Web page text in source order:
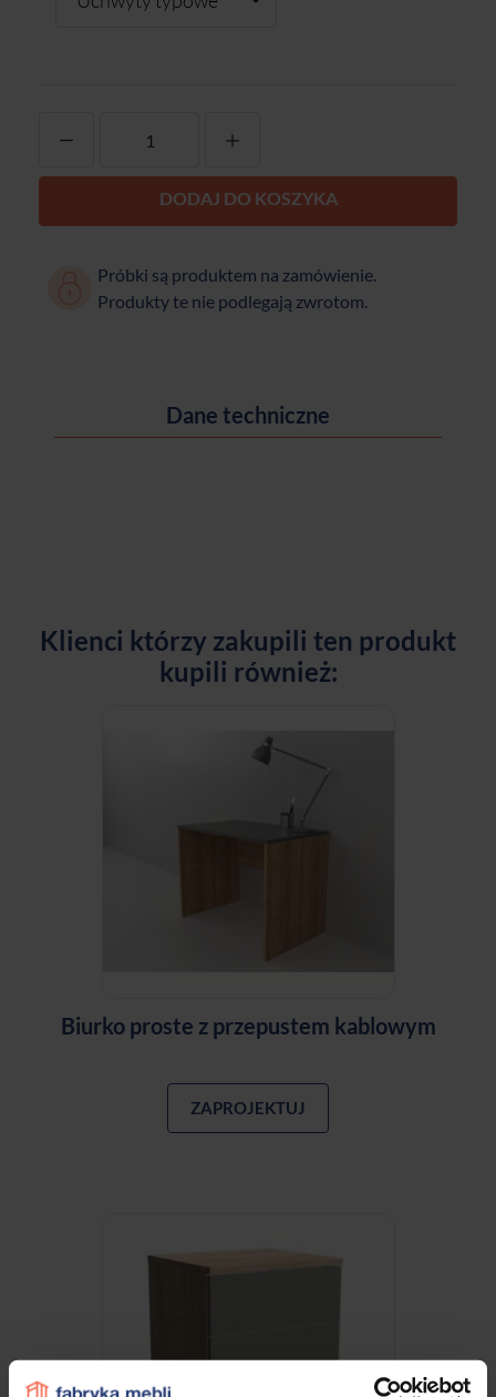
DODAJ DO KOSZYKA
Próbki są produktem na zamówienie.
Produkty te nie podlegają zwrotom.
Dane techniczne
Klienci którzy zakupili ten produkt
kupili również:
Biurko proste z przepustem kablowym
ZAPROJEKTUJ